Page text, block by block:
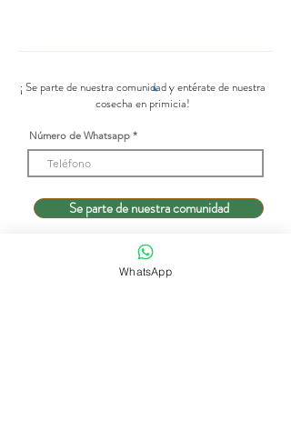
¡ Se parte de nuestra comunidad y entérate de nuestra
cosecha en primicia!
Número de Whatsapp
Se parte de nuestra comunidad
Tienda de flores
WhatsApp